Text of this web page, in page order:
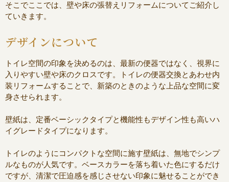
そこでここでは、壁や床の張替えリフォームについてご紹介し
ていきます。
デザインについて
トイレ空間の印象を決めるのは、最新の便器ではなく、視界に
入りやすい壁や床のクロスです。トイレの便器交換とあわせ内
装リフォームすることで、新築のときのような上品な空間に変
身させられます。
壁紙は、定番ベーシックタイプと機能性もデザイン性も高いハ
イグレードタイプになります。
トイレのようにコンパクトな空間に施す壁紙は、無地でシンプ
ルなものが人気です。ベースカラーを落ち着いた色にするだけ
ですが、清潔で圧迫感を感じさせない印象に魅せることができ